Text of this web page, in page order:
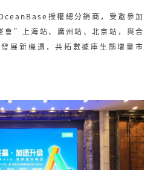
授權總分銷商，受邀參加
”上海站、廣州站、北京站，與合
展新機遇，共拓數據庫生態增量市